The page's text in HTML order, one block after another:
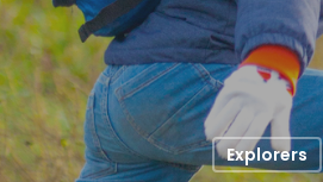
Explorers